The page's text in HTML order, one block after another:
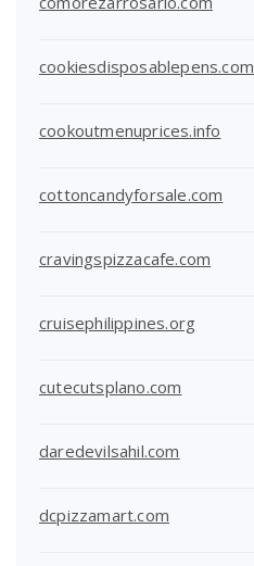
cookiesdisposablepens.com
cookoutmenuprices.info
cottoncandyforsale.com
cravingspizzacafe.com
cruisephilippines.org
cutecutsplano.com
daredevilsahil.com
dcpizzamart.com